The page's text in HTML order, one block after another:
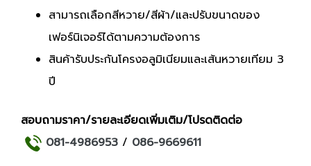
สามารถเลือกสีหวาย/สีผ้า/และปรับขนาดของ
เฟอร์นิเจอร์ได้ตามความต้องการ
สินค้ารับประกันโครงอลูมิเนียมและเส้นหวายเทียม 3
ปี
สอบถามราคา/รายละเอียดเพิ่มเติม/โปรดติดต่อ
081-4986953 / 086-9669611